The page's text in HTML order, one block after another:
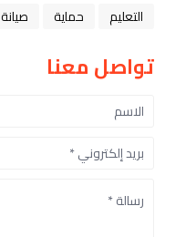
التعليم
حماية صيانة
تواصل معنا